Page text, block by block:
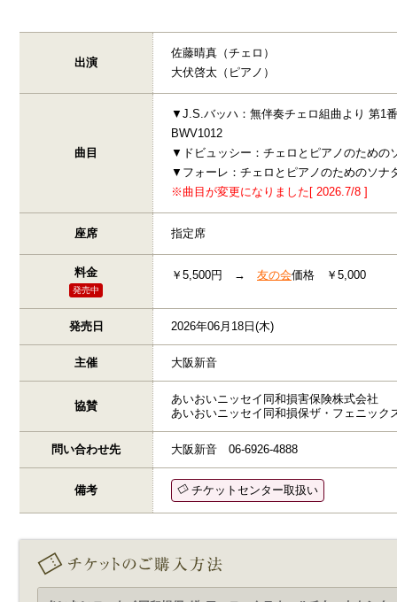
出演
佐藤晴真（チェロ）
大伏啓太（ピアノ）
曲目
▼J.S.バッハ：無伴奏チェロ組曲より 第1
BWV1012
▼ドビュッシー：チェロとピアノのための
▼フォーレ：チェロとピアノのためのソナ
※曲目が変更になりました[ 2026.7/8 ]
座席 指定席
料金
発売中
￥5,500円 → 友の会価格 ￥5,000
発売日 2026年06月18日(木)
主催 大阪新音
協賛
あいおいニッセイ同和損害保険株式会社
あいおいニッセイ同和損保ザ・フェニック
問い合わせ先 大阪新音 06-6926-4888
備考 チケットセンター取扱い